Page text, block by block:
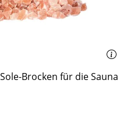
Brocken für die Sauna